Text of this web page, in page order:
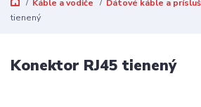
Káble a vodiče Dátové káble a
tienený
Konektor RJ45 tienený